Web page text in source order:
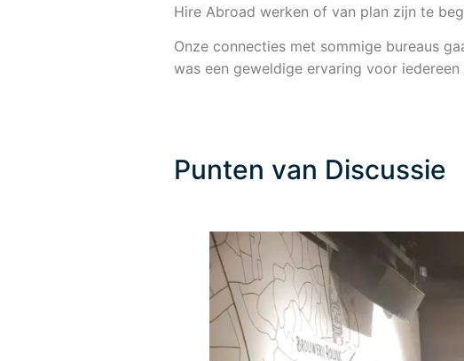
Hire Abroad werken of van plan zijn te
Onze connecties met sommige bureaus
was een geweldige ervaring voor
Punten van Discussie